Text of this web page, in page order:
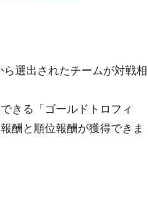
選出されたチームが対戦相
きる「ゴールドトロフィ
酬と順位報酬が獲得できま